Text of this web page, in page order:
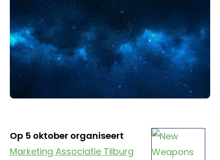
Op 5 oktober organiseert
Marketing Associatie Tilburg